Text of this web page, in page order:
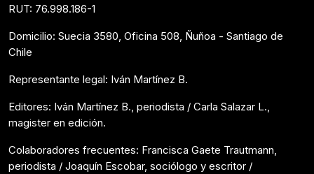
RUT: 76.998.186-1
Domicilio: Suecia 3580, Oficina 508, Ñuñoa - Santiago de
Chile
Representante legal: Iván Martínez B.
Editores: Iván Martínez B., periodista / Carla Salazar L.,
magister en edición.
Colaboradores frecuentes: Francisca Gaete Trautmann,
periodista / Joaquín Escobar, sociólogo y escritor /